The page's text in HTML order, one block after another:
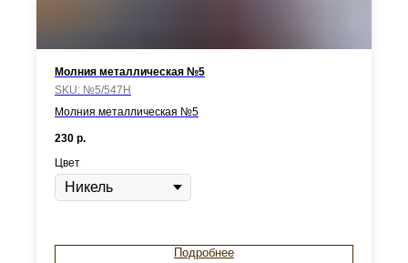
Молния металлическая №5
SKU: №5/547Н
Молния металлическая №5
230 р.
Цвет
Подробнее